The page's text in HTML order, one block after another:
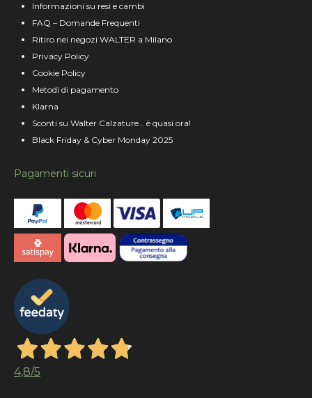
Informazioni su resi e cambi
FAQ – Domande Frequenti
Ritiro nei negozi WALTER a Milano
Privacy Policy
Cookie Policy
Metodi di pagamento
Klarna
Sconti su Walter Calzature… è quasi ora!
Black Friday & Cyber Monday 2025
Pagamenti sicuri
4,8/5